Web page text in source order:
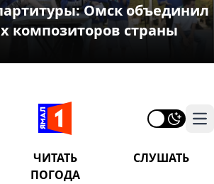
Омск объединил
композиторов страны
ЧИТАТЬ
СЛУШАТЬ
ПОГОДА